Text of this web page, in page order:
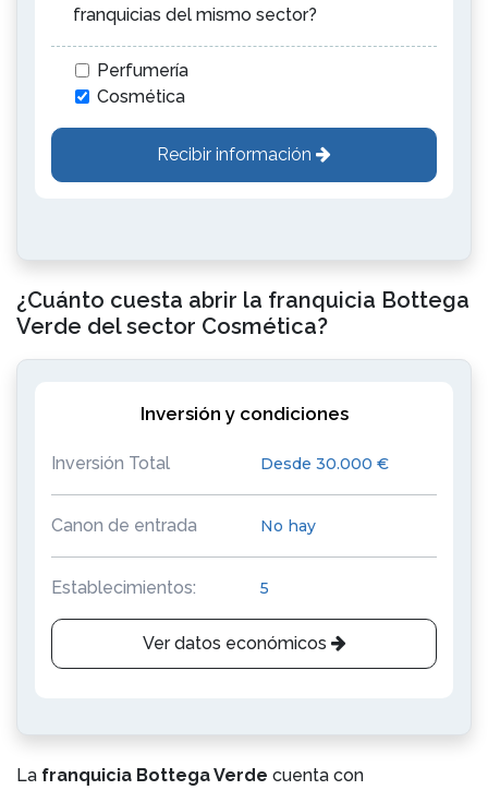
franquicias del mismo sector?
Perfumería
Cosmética
Recibir información
¿Cuánto cuesta abrir la franquicia Bottega
Verde del sector Cosmética?
Inversión y condiciones
Inversión Total Desde 30.000 €
Canon de entrada No hay
Establecimientos: 5
Ver datos económicos
La franquicia Bottega Verde cuenta con